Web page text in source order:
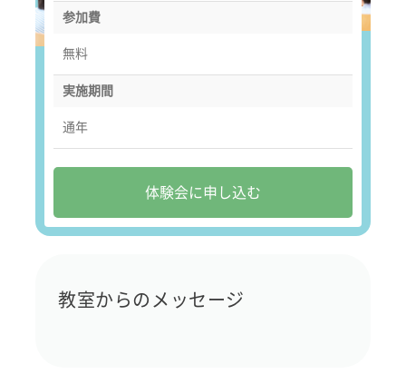
参加費
無料
実施期間
通年
体験会に申し込む
教室からのメッセージ